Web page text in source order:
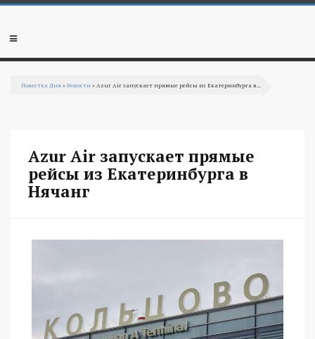
Перейти к основному содержанию
Мобильное
Повестка Дня »Новости » Azur Air запускает прямые рейсы из Екатеринбурга в...
Azur Air запускает прямые
рейсы из Екатеринбурга в
Нячанг